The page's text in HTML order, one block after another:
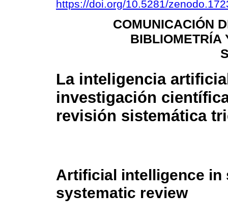
https://doi.org/10.5281/
COMUNICACIÓN
BIBLIOMETRÍA
La inteligencia
investigación
revisión sistemática
Artificial intelligence
systematic review